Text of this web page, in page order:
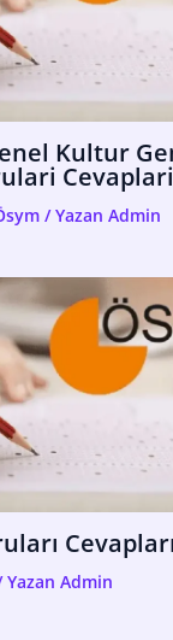
Kultur
Cevaplari
/ Yazan Admin
Cevapları
Admin